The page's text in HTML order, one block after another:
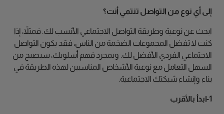
إلى أي نوع من التواصل تنتمي أنت؟
ابحث عن نوعية وطريقة التواصل الاجتماعي الأنسب لك. فمثلاً، إذا
كنت لا تفضل المجموعات الضخمة من الناس، فقد يكون التواصل
الاجتماعي الفردي الأفضل لك. وبمجرد فهم أسلوبك، سيصبح من
السهل التعامل مع نوعية الأشخاص المناسبين لهذه الطريقة في
بناء وإنشاء شبكتك الاجتماعية.
1-ابدأ بالأقرب